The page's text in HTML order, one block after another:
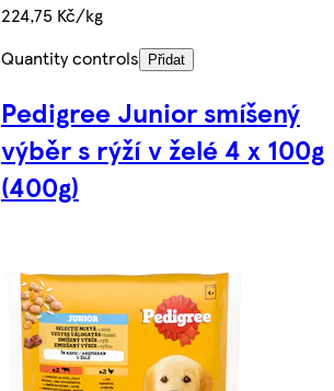
224,75 Kč/kg
Quantity controls
Přidat
Pedigree Junior smíšený
výběr s rýží v želé 4 x 100g
(400g)